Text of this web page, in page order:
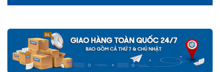
Website: NGOCANH.COM - Email: info@ngocanh.com
[ VP Hà Nội ] LK 01.10 - Liền kề Tổ 9 Mỗ Lao, Hà Đông, Hà
Nội
Tel: (024) 85 865 866